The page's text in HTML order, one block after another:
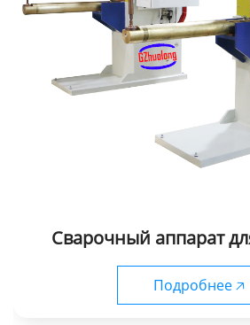
Сварочный аппарат
инвертором
серии MF
Подробнее 🡥